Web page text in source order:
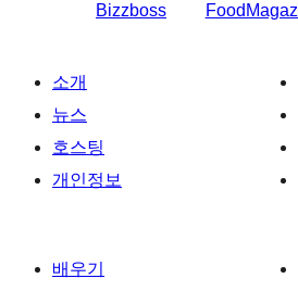
Bizzboss
소개
뉴스
호스팅
개인정보
배우기